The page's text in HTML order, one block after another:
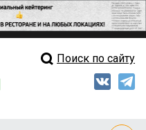
Свежий выпускПоиск по сайту